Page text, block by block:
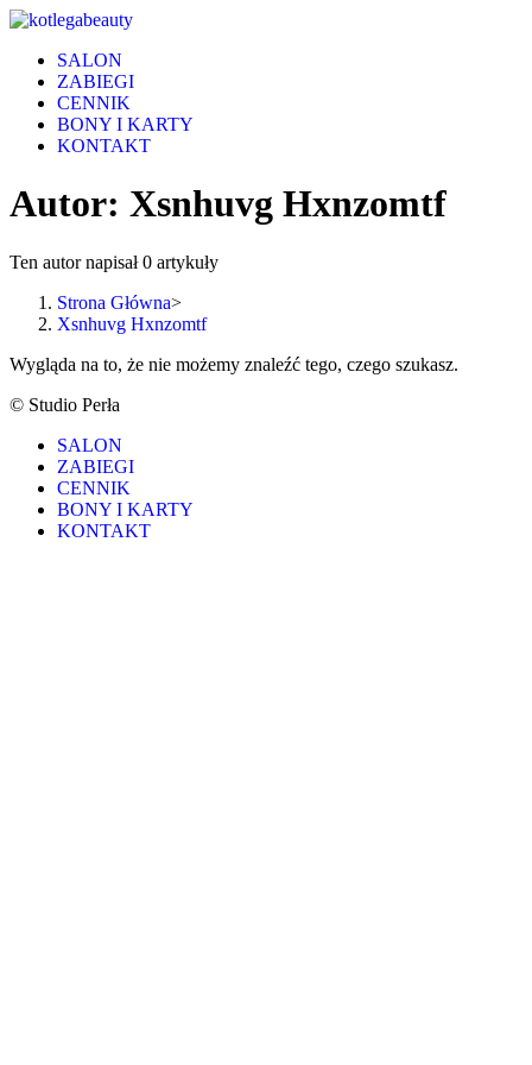
Skip
contentSALON
ZABIEGI
CENNIK
BONY I KARTY
KONTAKT
Autor: Xsnhuvg Hxnzomtf
Ten autor napisał 0 artykuły
Strona Główna>
Xsnhuvg Hxnzomtf
Wygląda na to, że nie możemy znaleźć tego, czego szukasz.
© Studio Perła
SALON
ZABIEGI
CENNIK
BONY I KARTY
KONTAKT